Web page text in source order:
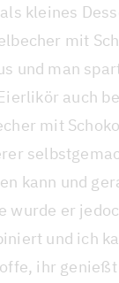
kleines
mit
und man
auch
mit
kann und
wurde er
und ich
ihr